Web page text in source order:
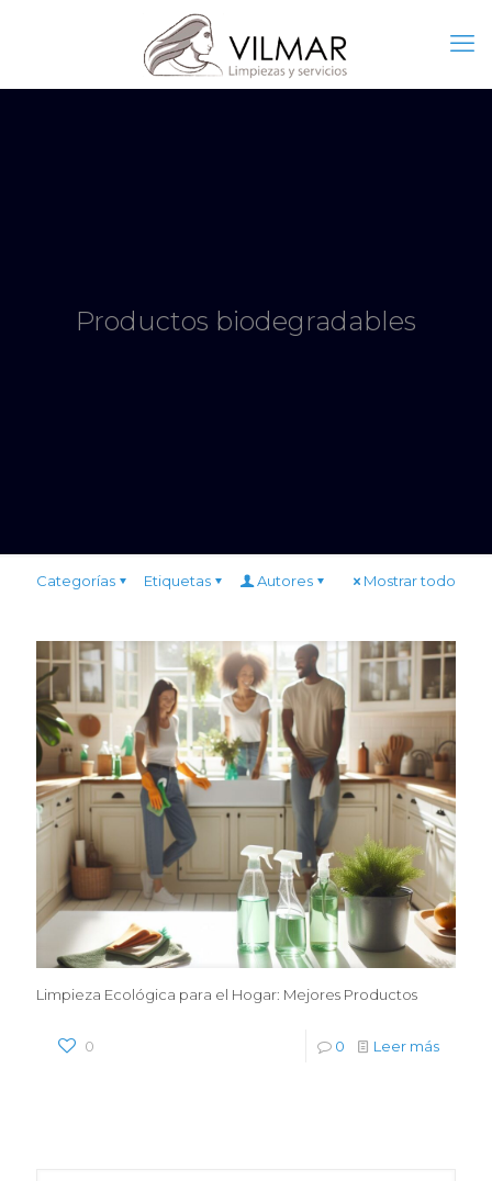
Productos biodegradables
Categorías Etiquetas Autores Mostrar todo
Limpieza Ecológica para el Hogar: Mejores Productos
0 0 Leer más